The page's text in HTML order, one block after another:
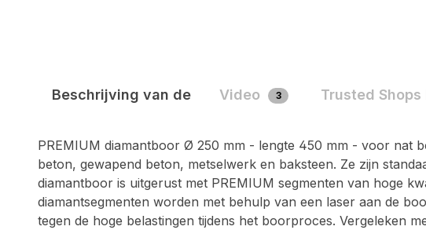
Beschrijving van de Video 3 Trusted
PREMIUM diamantboor Ø 250 mm - lengte 450 mm - voor nat
beton, gewapend beton, metselwerk en baksteen. Ze zijn
diamantboor is uitgerust met PREMIUM segmenten van hoge
diamantsegmenten worden met behulp van een laser aan de
tegen de hoge belastingen tijdens het boorproces. Vergeleken